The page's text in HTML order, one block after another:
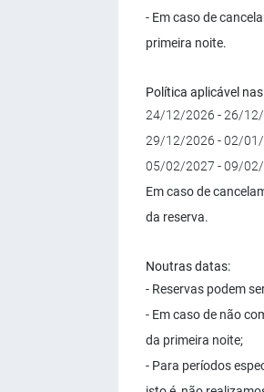
- Em caso de
primeira noite.
Política aplicável
24/12/2026 - 26/
29/12/2026 - 02/
05/02/2027 - 09/
Em caso de
da reserva.
Noutras datas:
- Reservas podem
- Em caso de não
da primeira noite;
- Para períodos